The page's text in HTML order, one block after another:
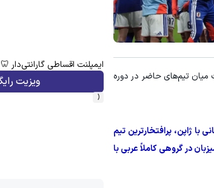
آشنا شدند؛ قرعه‌ای که مسیر رقابت میان تیم‌های حاضر در دوره
ژاپن، پرافتخارترین تیم
در گروهی کاملاً عربی با
اقساطی گارانتی‌دار 🦷 با روکش زیرکونیا دیجیتال رایگان 💫
ویزیت رایگان ✅
هنوز 50 تتر رو دریافت نکردی؟ | رایگان ثبت نام کن و رایگان شروع کن!
‹